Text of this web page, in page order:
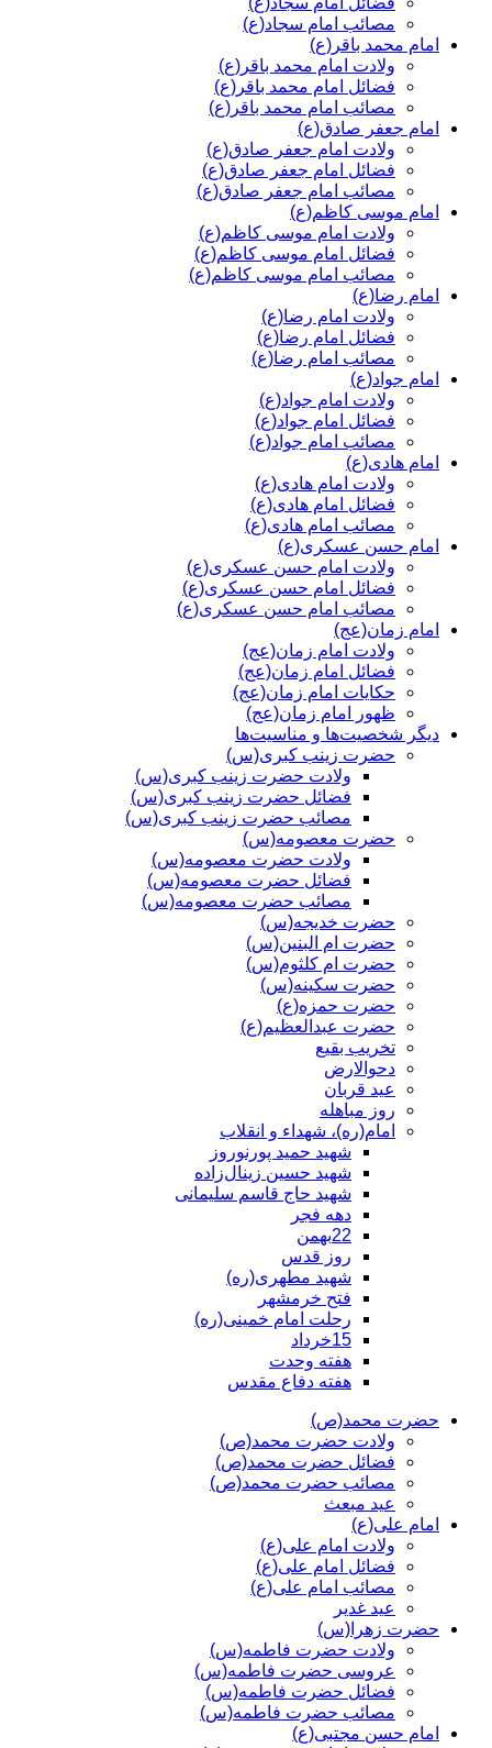
مصائب امام سجاد(ع)
امام محمد باقر(ع)
ولادت امام محمد باقر(ع)
فضائل امام محمد باقر(ع)
مصائب امام محمد باقر(ع)
امام جعفر صادق(ع)
ولادت امام جعفر صادق(ع)
فضائل امام جعفر صادق(ع)
مصائب امام جعفر صادق(ع)
امام موسی کاظم(ع)
ولادت امام موسی کاظم(ع)
فضائل امام موسی کاظم(ع)
مصائب امام موسی کاظم(ع)
امام رضا(ع)
ولادت امام رضا(ع)
فضائل امام رضا(ع)
مصائب امام رضا(ع)
امام جواد(ع)
ولادت امام جواد(ع)
فضائل امام جواد(ع)
مصائب امام جواد(ع)
امام هادی(ع)
ولادت امام هادی(ع)
فضائل امام هادی(ع)
مصائب امام هادی(ع)
امام حسن عسکری(ع)
ولادت امام حسن عسکری(ع)
فضائل امام حسن عسکری(ع)
مصائب امام حسن عسکری(ع)
امام زمان(عج)
ولادت امام زمان(عج)
فضائل امام زمان(عج)
حکایات امام زمان(عج)
ظهور امام زمان(عج)
دیگر شخصیت‌ها و مناسیت‌ها
حضرت زینب کبری(س)
ولادت حضرت زینب کبری(س)
فضائل حضرت زینب کبری(س)
مصائب حضرت زینب کبری(س)
حضرت معصومه(س)
ولادت حضرت معصومه(س)
فضائل حضرت معصومه(س)
مصائب حضرت معصومه(س)
حضرت خدیجه(س)
حضرت ام البنین(س)
حضرت ام کلثوم(س)
حضرت سکینه(س)
حضرت حمزه(ع)
حضرت عبدالعظیم(ع)
تخریب بقیع
دحوالارض
عید قربان
روز مباهله
امام(ره)، شهداء و انقلاب
شهید حمید پورنوروز
شهید حسین زینال‌زاده
شهید حاج قاسم سلیمانی
دهه فجر
22بهمن
روز قدس
شهید مطهری(ره)
فتح خرمشهر
رحلت امام خمینی(ره)
15خرداد
هفته وحدت
هفته دفاع مقدس
حضرت محمد(ص)
ولادت حضرت محمد(ص)
فضائل حضرت محمد(ص)
مصائب حضرت محمد(ص)
عید مبعث
امام علی(ع)
ولادت امام علی(ع)
فضائل امام علی(ع)
مصائب امام علی(ع)
عید غدیر
حضرت زهرا(س)
ولادت حضرت فاطمه(س)
عروسی حضرت فاطمه(س)
فضائل حضرت فاطمه(س)
مصائب حضرت فاطمه(س)
امام حسن مجتبی(ع)